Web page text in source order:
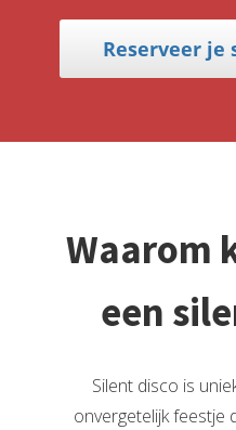
Reserveer je
Waarom
een
Silent disco is
onvergetelijk feestje